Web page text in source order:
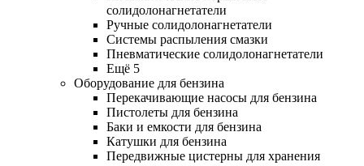
солидолонагнетатели
Ручные солидолонагнетатели
Системы распыления смазки
Пневматические солидолонагнетатели
Ещё 5
Оборудование для бензина
Перекачивающие насосы для бензина
Пистолеты для бензина
Баки и емкости для бензина
Катушки для бензина
Передвижные цистерны для хранения